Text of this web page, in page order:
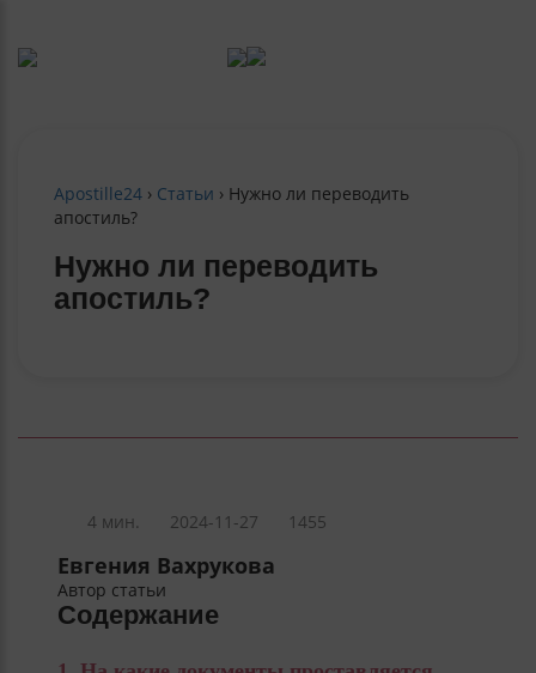
Apostille24 › Статьи › Нужно ли переводить
апостиль?
Нужно ли переводить
апостиль?
Содержание
4 мин. 2024-11-27 1455
Евгения Вахрукова
Автор статьи